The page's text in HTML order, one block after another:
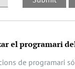
el programari
de programari